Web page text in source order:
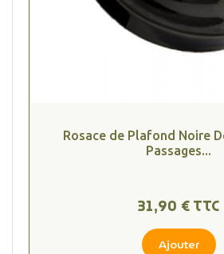
Rosace de Plafond Noire
Passages...
31,90 € TTC
Ajouter